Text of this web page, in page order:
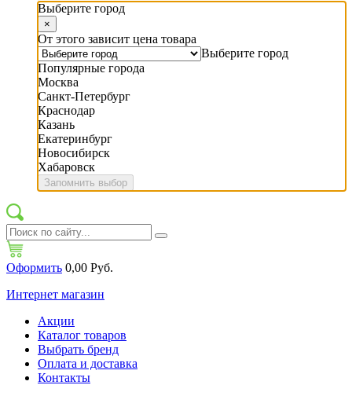
Выберите город
×
От этого зависит цена товара
Выберите город
Популярные города
Москва
Санкт-Петербург
Краснодар
Казань
Екатеринбург
Новосибирск
Хабаровск
Запомнить выбор
Оформить 0,00 Руб.
Интернет магазин
Акции
Каталог товаров
Выбрать бренд
Оплата и доставка
Контакты